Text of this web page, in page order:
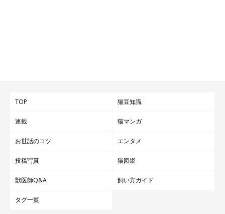
TOP 猫豆知識
連載 猫マンガ
お世話のコツ エンタメ
投稿写真 猫図鑑
獣医師Q&A 飼い方ガイド
タグ一覧